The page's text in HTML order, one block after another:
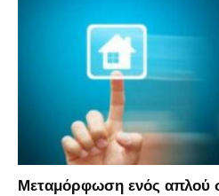
Μεταμόρφωση ενός απλού